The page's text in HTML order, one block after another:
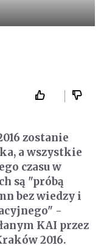
zostanie
a wszystkie
czasu w
są "próbą
bez wiedzy i
-
KAI przez
2016.